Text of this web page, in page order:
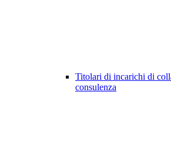
Titolari di incarichi di
consulenza